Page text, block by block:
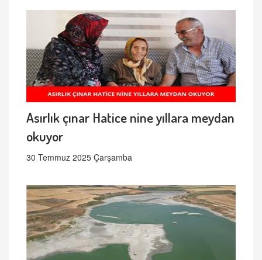
Asırlık çınar Hatice nine yıllara meydan
okuyor
30 Temmuz 2025 Çarşamba